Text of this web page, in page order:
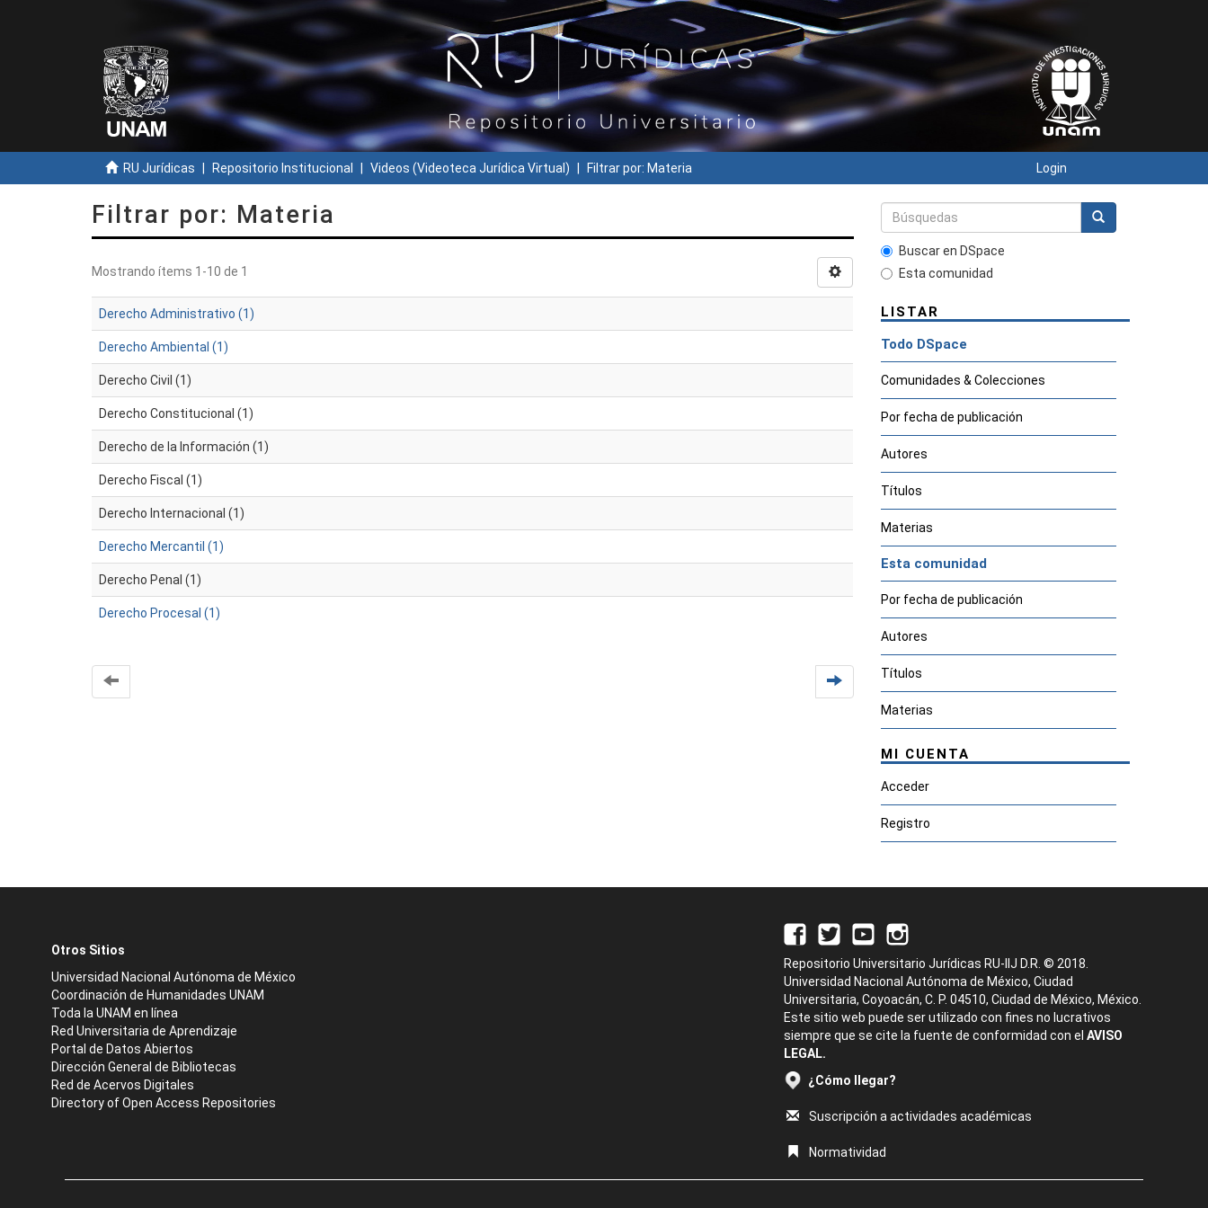
RU Jurídicas Repositorio Institucional Videos (Videoteca Jurídica Virtual) Filtrar por: Materia Login
Filtrar por: Materia
Mostrando ítems 1-10 de 1
Derecho Administrativo (1)
Derecho Ambiental (1)
Derecho Civil (1)
Derecho Constitucional (1)
Derecho de la Información (1)
Derecho Fiscal (1)
Derecho Internacional (1)
Derecho Mercantil (1)
Derecho Penal (1)
Derecho Procesal (1)
Buscar en DSpace
Esta comunidad
LISTAR
Todo DSpace
Comunidades & Colecciones
Por fecha de publicación
Autores
Títulos
Materias
Esta comunidad
Por fecha de publicación
Autores
Títulos
Materias
MI CUENTA
Acceder
Registro
Otros Sitios
Universidad Nacional Autónoma de México
Coordinación de Humanidades UNAM
Toda la UNAM en línea
Red Universitaria de Aprendizaje
Portal de Datos Abiertos
Dirección General de Bibliotecas
Red de Acervos Digitales
Directory of Open Access Repositories
Repositorio Universitario Jurídicas RU-IIJ D.R. © 2018.
Universidad Nacional Autónoma de México, Ciudad
Universitaria, Coyoacán, C. P. 04510, Ciudad de México, México.
Este sitio web puede ser utilizado con fines no lucrativos
siempre que se cite la fuente de conformidad con el AVISO
LEGAL.
¿Cómo llegar?
Suscripción a actividades académicas
Normatividad